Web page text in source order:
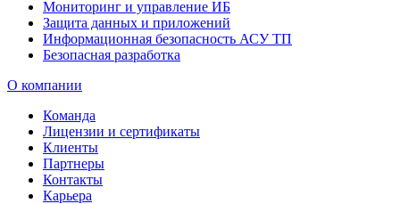
Мониторинг и управление ИБ
Защита данных и приложений
Информационная безопасность АСУ ТП
Безопасная разработка
О компании
Команда
Лицензии и сертификаты
Клиенты
Партнеры
Контакты
Карьера